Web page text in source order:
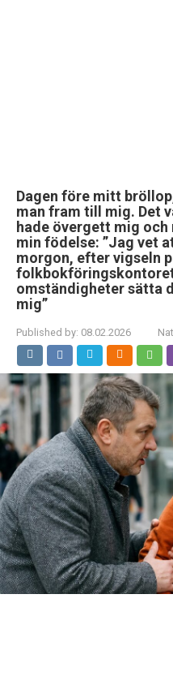
Dagen före mitt
man fram till mig. Det
hade övergett mig
min födelse: ”Jag vet
morgon, efter vigseln
omständigheter sätta
mig”
Published by: 08.02.2026